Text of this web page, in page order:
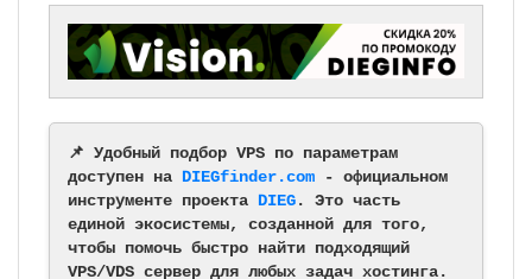
📌 Удобный подбор VPS по параметрам
доступен на DIEGfinder.com - официальном
инструменте проекта DIEG. Это часть
единой экосистемы, созданной для того,
чтобы помочь быстро найти подходящий
VPS/VDS сервер для любых задач хостинга.